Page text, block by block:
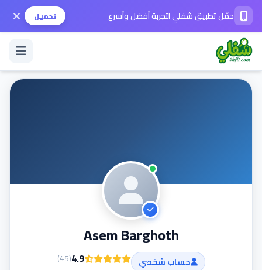
حمّل تطبيق شفلي لتجربة أفضل وأسرع تحميل
حمّل التطبيق
Asem Barghoth
حساب شخصي 4.9
(
45
)